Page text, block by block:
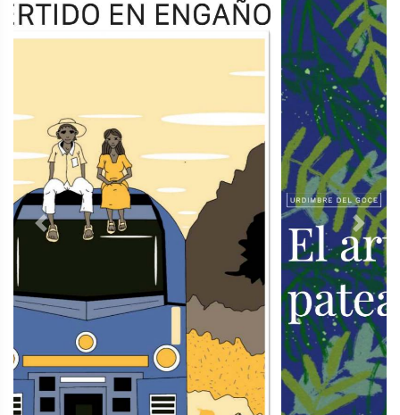
Previous Next